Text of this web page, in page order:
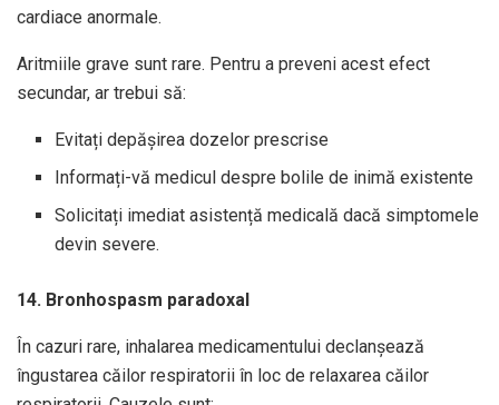
cardiace anormale.
Aritmiile grave sunt rare. Pentru a preveni acest efect
secundar, ar trebui să:
Evitați depășirea dozelor prescrise
Informați-vă medicul despre bolile de inimă existente
Solicitați imediat asistență medicală dacă simptomele
devin severe.
14. Bronhospasm paradoxal
În cazuri rare, inhalarea medicamentului declanșează
îngustarea căilor respiratorii în loc de relaxarea căilor